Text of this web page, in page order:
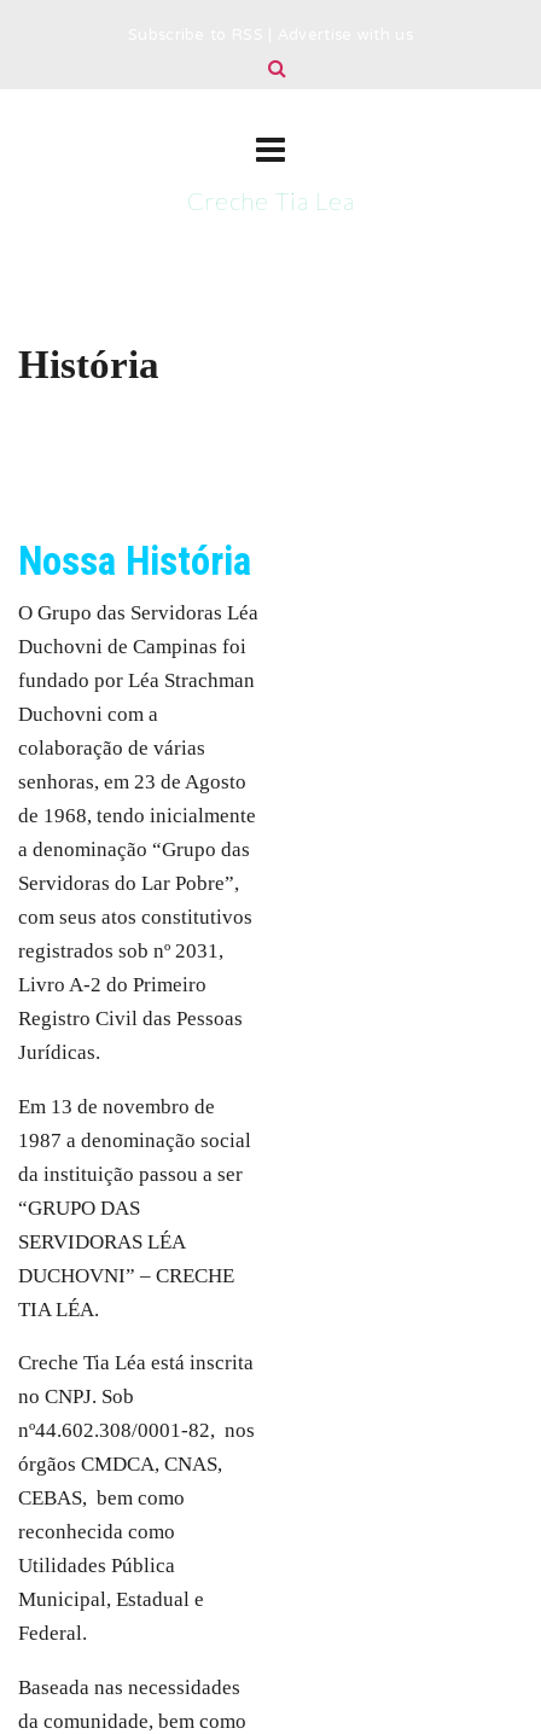
Creche Tia Lea
História
Nossa História
O Grupo das Servidoras Léa
Duchovni de Campinas foi
fundado por Léa Strachman
Duchovni com a
colaboração de várias
senhoras, em 23 de Agosto
de 1968, tendo inicialmente
a denominação “Grupo das
Servidoras do Lar Pobre”,
com seus atos constitutivos
registrados sob nº 2031,
Livro A-2 do Primeiro
Registro Civil das Pessoas
Jurídicas.
Em 13 de novembro de
1987 a denominação social
da instituição passou a ser
“GRUPO DAS
SERVIDORAS LÉA
DUCHOVNI” – CRECHE
TIA LÉA.
Creche Tia Léa está inscrita
no CNPJ. Sob
nº44.602.308/0001-82, nos
órgãos CMDCA, CNAS,
CEBAS, bem como
reconhecida como
Utilidades Pública
Municipal, Estadual e
Federal.
Baseada nas necessidades
da comunidade, bem como